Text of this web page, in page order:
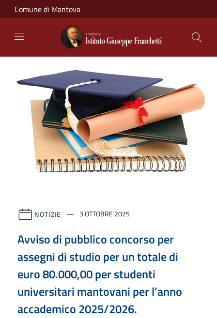
Salta al contenuto principale
Comune di Mantova
NOTIZIE 3 OTTOBRE 2025
Avviso di pubblico concorso per
assegni di studio per un totale di
euro 80.000,00 per studenti
universitari mantovani per l’anno
accademico 2025/2026.